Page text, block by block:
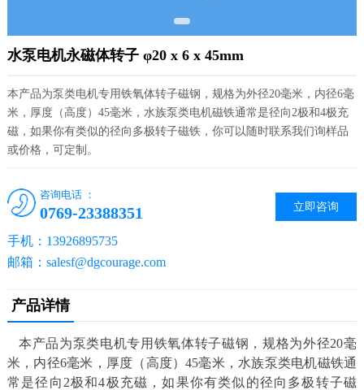
水泵电机永磁体转子 φ20 x 6 x 45mm
本产品为泵类电机专用铁氧体转子磁钢，规格为外径20毫米，内径6毫
米，厚度（高度）45毫米，水族泵类电机磁铁通常是径向2极和4极充
磁，如果你有类似的径向多极转子磁铁，你可以随时联系我们询样品
或价格，可定制。
立即咨询
咨询电话 ：
0769-23388351
手机：13926895735
邮箱：salesf@dgcourage.com
产品详情
本产品为泵类电机专用铁氧体转子磁钢，规格为外径20毫
米，内径6毫米，厚度（高度）45毫米，水族泵类电机磁铁通
常是径向2极和4极充磁，如果你有类似的径向多极转子磁